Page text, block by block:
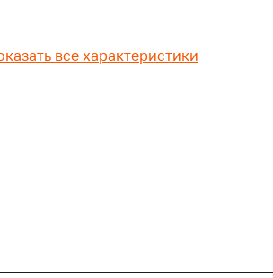
все характеристики